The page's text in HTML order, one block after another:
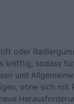
oder
knifflig, sodass
und
ohne sich mit